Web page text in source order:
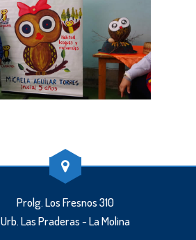
Prolg. Los Fresnos 310
Urb. Las Praderas - La Molina